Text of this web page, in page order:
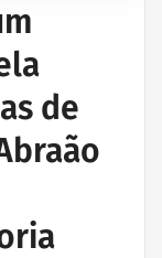
de